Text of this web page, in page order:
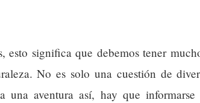
esto significa que debemos tener
No es solo una cuestión de
una aventura así, hay que